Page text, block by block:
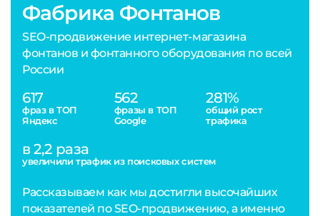
Фабрика Фонтанов
SEO-продвижение интернет-магазина
фонтанов и фонтанного оборудования по всей
России
617
фраз в ТОП
Яндекс
562
фразы в ТОП
Google
281%
общий рост
трафика
в 2,2 раза
увеличили трафик из поисковых систем
Рассказываем как мы достигли высочайших
показателей по SEO-продвижению, а именно